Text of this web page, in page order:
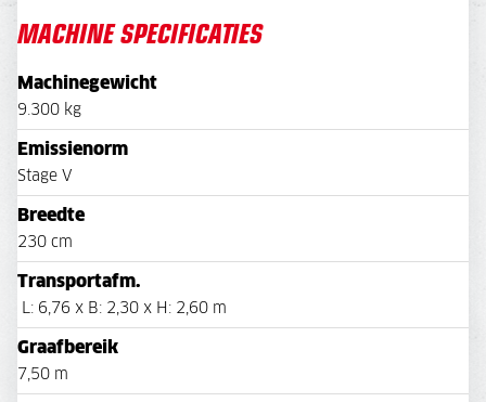
MACHINE SPECIFICATIES
Machinegewicht
9.300 kg
Emissienorm
Stage V
Breedte
230 cm
Transportafm.
L: 6,76 x B: 2,30 x H: 2,60 m
Graafbereik
7,50 m